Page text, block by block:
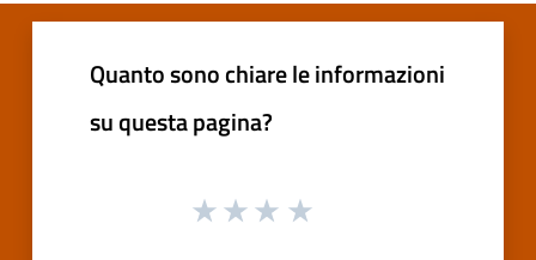
Quanto sono chiare le informazioni
su questa pagina?